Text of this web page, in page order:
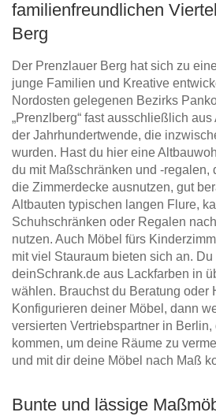
familienfreundlichen
Berg
Der Prenzlauer Berg hat sich zu
junge Familien und Kreative
Nordosten gelegenen Bezirks
„Prenzlberg“ fast ausschließlich
der Jahrhundertwende, die
wurden. Hast du hier eine
du mit Maßschränken und -regalen,
die Zimmerdecke ausnutzen, gut
Altbauten typischen langen Flure,
Schuhschränken oder Regalen
nutzen. Auch Möbel fürs
mit viel Stauraum bieten sich an. Du
deinSchrank.de aus Lackfarben in
wählen. Brauchst du Beratung oder
Konfigurieren deiner Möbel, dann
versierten Vertriebspartner in
kommen, um deine Räume zu
und mit dir deine Möbel nach Maß
Bunte und lässige